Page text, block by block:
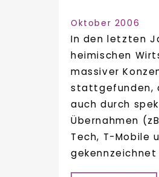
Oktober 2006
In den letzten
heimischen
massiver
stattgefunden,
auch durch
Übernahmen
Tech, T-Mobile
gekennzeichnet